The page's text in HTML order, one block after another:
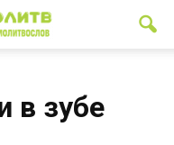
в зубе